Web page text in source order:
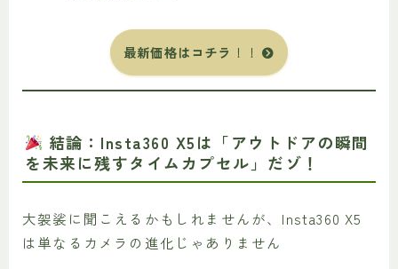
最新価格はコチラ ！！
結論：Insta360 X5は「アウトドアの瞬間
を未来に残すタイムカプセル」だゾ！
大袈裟に聞こえるかもしれませんが、Insta360 X5
は単なるカメラの進化じゃありません